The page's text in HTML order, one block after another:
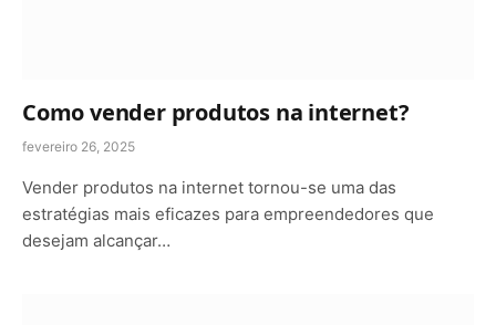
Como vender produtos na internet?
fevereiro 26, 2025
Vender produtos na internet tornou-se uma das
estratégias mais eficazes para empreendedores que
desejam alcançar…